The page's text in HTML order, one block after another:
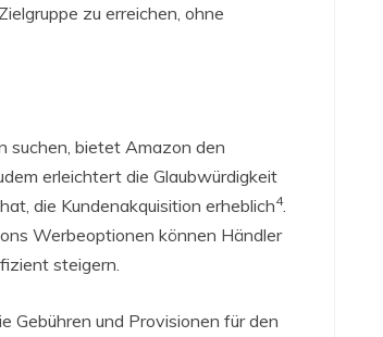
zu erreichen, ohne
suchen, bietet Amazon den
erleichtert die Glaubwürdigkeit
die Kundenakquisition erheblich4.
Werbeoptionen können Händler
steigern.
Gebühren und Provisionen für den